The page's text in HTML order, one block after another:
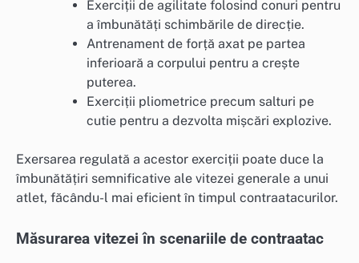
Exerciții de agilitate folosind conuri pentru
a îmbunătăți schimbările de direcție.
Antrenament de forță axat pe partea
inferioară a corpului pentru a crește
puterea.
Exerciții pliometrice precum salturi pe
cutie pentru a dezvolta mișcări explozive.
Exersarea regulată a acestor exerciții poate duce la
îmbunătățiri semnificative ale vitezei generale a unui
atlet, făcându-l mai eficient în timpul contraatacurilor.
Măsurarea vitezei în scenariile de contraatac